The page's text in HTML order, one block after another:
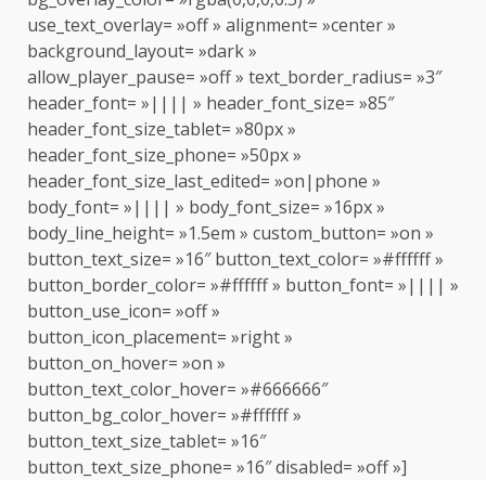
use_text_overlay= »off » alignment= »center »
background_layout= »dark »
allow_player_pause= »off » text_border_radius= »3″
header_font= »|||| » header_font_size= »85″
header_font_size_tablet= »80px »
header_font_size_phone= »50px »
header_font_size_last_edited= »on|phone »
body_font= »|||| » body_font_size= »16px »
body_line_height= »1.5em » custom_button= »on »
button_text_size= »16″ button_text_color= »#ffffff »
button_border_color= »#ffffff » button_font= »|||| »
button_use_icon= »off »
button_icon_placement= »right »
button_on_hover= »on »
button_text_color_hover= »#666666″
button_bg_color_hover= »#ffffff »
button_text_size_tablet= »16″
button_text_size_phone= »16″ disabled= »off »]